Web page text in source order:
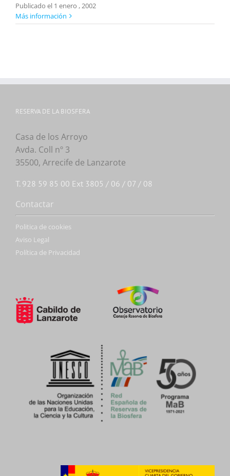
Publicado el 1 enero , 2002
Más información
RESERVA DE LA BIOSFERA
Casa de los Arroyo
Avda. Coll nº 3
35500, Arrecife de Lanzarote
T. 928 59 85 00 Ext 3805 / 06 / 07 / 08
Contactar
Politica de cookies
Aviso Legal
Política de Privacidad